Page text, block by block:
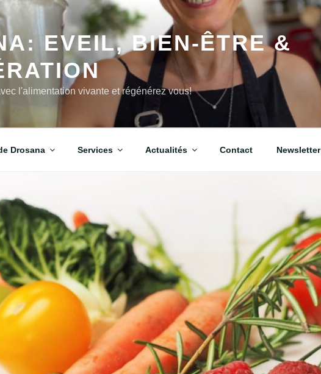
EVEIL, BIEN-ÊTRE &
l'alimentation vivante et régénérez vous!
Drosana Services Actualités Contact Newsletter